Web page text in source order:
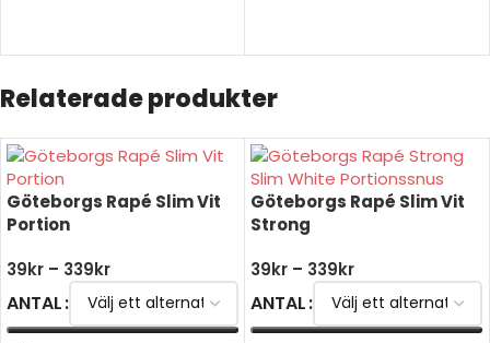
Relaterade produkter
Göteborgs Rapé Slim Vit
Portion
39kr – 339kr
ANTAL
Göteborgs Rapé Slim Vit
Strong
39kr – 339kr
ANTAL